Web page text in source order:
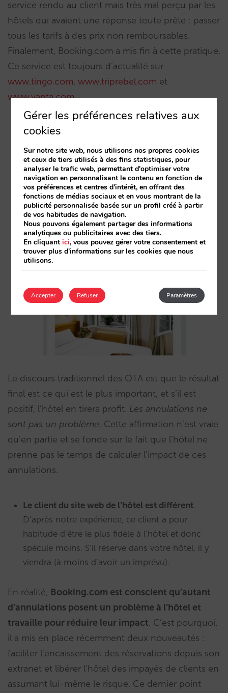
service rendu au client mais très mal perçu par les
hôtels qui avaient une réponse toute prête : passer
tous les tarifs à des prix non remboursables.
Finalement, Booking.com a mis fin à cette pratique.
Ce service est toujours d’actualité sur
www.tingo.com, www.triprebel.com et
www.yapta.com
Le discours traditionnel des OTA est que le résultat
final est ce qui est le plus important, et s’il est
positif, l’hôtel en tirera profit. Les annulations ne
sont pas un problème. Cette affirmation n’est vraie
qu’en partie et se fonde sur le fait que l’hôtel ne
prenne pas le temps de calculer l’impact de ces
annulations.
Le client du site web de l’hôtel est différent.
D’après notre expérience, ce client a pour
habitude d’être le plus fidèle à l’hôtel et donc
spécule moins. S’il réserve dans votre hôtel, il y
viendra (à moins d’avoir un imprévu).
En réalité, Booking.com est conscient qu’autant
d’annulations posent un problème à l’hôtel et
travaille pour réduire leur impact. C’est pourquoi,
il a mis en place récemment deux nouveautés :
faciliter l’encaissement des réservations depuis son
extranet et libérer l’hôtel des impayés de clients en
assumant lui-même le risque. Ce dernier point
Gérer les préférences relatives aux
cookies
Sur notre site web, nous utilisons nos propres cookies
et ceux de tiers utilisés à des fins statistiques, pour
analyser le trafic web, permettant d'optimiser votre
navigation en personnalisant le contenu en fonction de
vos préférences et centres d'intérêt, en offrant des
fonctions de médias sociaux et en vous montrant de la
publicité personnalisée basée sur un profil créé à partir
de vos habitudes de navigation.
Nous pouvons également partager des informations
analytiques ou publicitaires avec des tiers.
En cliquantici, vous pouvez gérer votre consentement et
trouver plus d'informations sur les cookies que nous
utilisons.
Accepter Paramètres
Refuser